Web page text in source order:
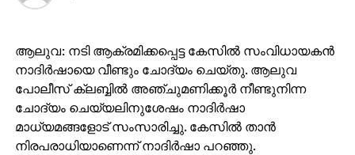
ആലുവ: നടി ആക്രമിക്കപ്പെട്ട കേസില്‍ സംവിധായകന്‍
നാദിര്‍ഷായെ വീണ്ടും ചോദ്യം ചെയ്തു. ആലുവ
പോലീസ് ക്ലബ്ബില്‍ അഞ്ചുമണിക്കൂര്‍ നീണ്ടുനിന്ന
ചോദ്യം ചെയ്യലിനുശേഷം നാദിര്‍ഷാ
മാധ്യമങ്ങളോട് സംസാരിച്ചു. കേസില്‍ താന്‍
നിരപരാധിയാണെന്ന് നാദിര്‍ഷാ പറഞ്ഞു.